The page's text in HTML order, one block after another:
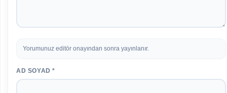
Yorumunuz editör onayından sonra yayınlanır.
AD SOYAD *